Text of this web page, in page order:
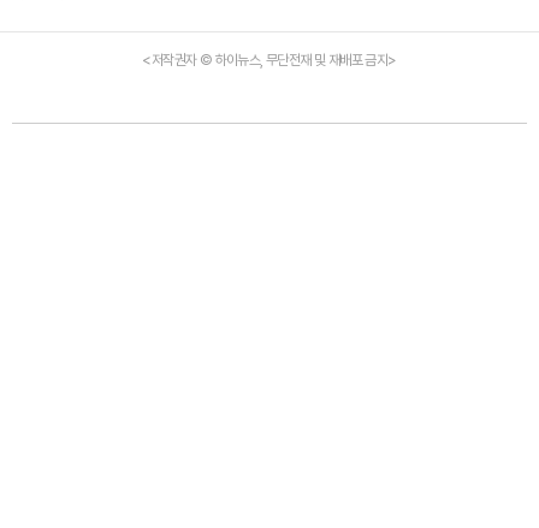
<저작권자 © 하이뉴스, 무단전재 및 재배포 금지>